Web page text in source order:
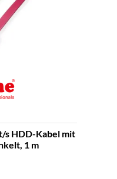
s HDD-Kabel mit
1 m